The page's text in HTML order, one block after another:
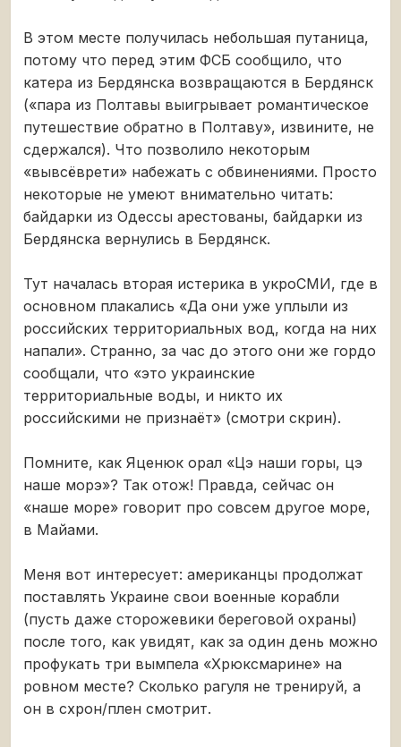
В этом месте получилась небольшая путаница,
потому что перед этим ФСБ сообщило, что
катера из Бердянска возвращаются в Бердянск
(«пара из Полтавы выигрывает романтическое
путешествие обратно в Полтаву», извините, не
сдержался). Что позволило некоторым
«вывсёврети» набежать с обвинениями. Просто
некоторые не умеют внимательно читать:
байдарки из Одессы арестованы, байдарки из
Бердянска вернулись в Бердянск.
Тут началась вторая истерика в укроСМИ, где в
основном плакались «Да они уже уплыли из
российских территориальных вод, когда на них
напали». Странно, за час до этого они же гордо
сообщали, что «это украинские
территориальные воды, и никто их
российскими не признаёт» (смотри скрин).
Помните, как Яценюк орал «Цэ наши горы, цэ
наше морэ»? Так отож! Правда, сейчас он
«наше море» говорит про совсем другое море,
в Майами.
Меня вот интересует: американцы продолжат
поставлять Украине свои военные корабли
(пусть даже сторожевики береговой охраны)
после того, как увидят, как за один день можно
профукать три вымпела «Хрюксмарине» на
ровном месте? Сколько рагуля не тренируй, а
он в схрон/плен смотрит.